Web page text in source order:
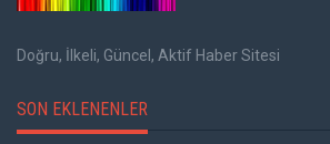
Doğru, İlkeli, Güncel, Aktif Haber Sitesi
SON EKLENENLER